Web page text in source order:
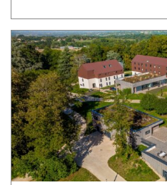
💎Domaine
Séminaire Auvergne-Rhône-